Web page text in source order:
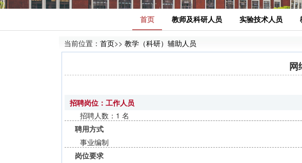
首页 教师及科研人员 实验技术人员
当前位置： 首页>> 教学（科研）辅助人员
网
招聘岗位：工作人员
招聘人数：1 名
聘用方式
事业编制
岗位要求